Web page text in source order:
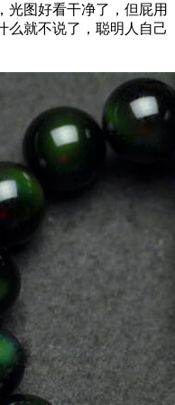
光图好看干净了，但屁用
么就不说了，聪明人自己